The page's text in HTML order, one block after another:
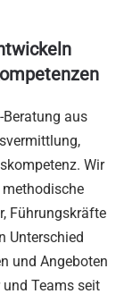
Beratung aus
Wir
Führungskräfte
Unterschied
und Angeboten
Teams seit